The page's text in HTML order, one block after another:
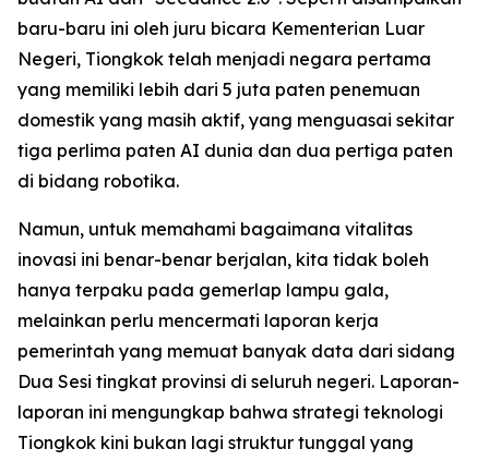
baru-baru ini oleh juru bicara Kementerian Luar
Negeri, Tiongkok telah menjadi negara pertama
yang memiliki lebih dari 5 juta paten penemuan
domestik yang masih aktif, yang menguasai sekitar
tiga perlima paten AI dunia dan dua pertiga paten
di bidang robotika.
Namun, untuk memahami bagaimana vitalitas
inovasi ini benar-benar berjalan, kita tidak boleh
hanya terpaku pada gemerlap lampu gala,
melainkan perlu mencermati laporan kerja
pemerintah yang memuat banyak data dari sidang
Dua Sesi tingkat provinsi di seluruh negeri. Laporan-
laporan ini mengungkap bahwa strategi teknologi
Tiongkok kini bukan lagi struktur tunggal yang